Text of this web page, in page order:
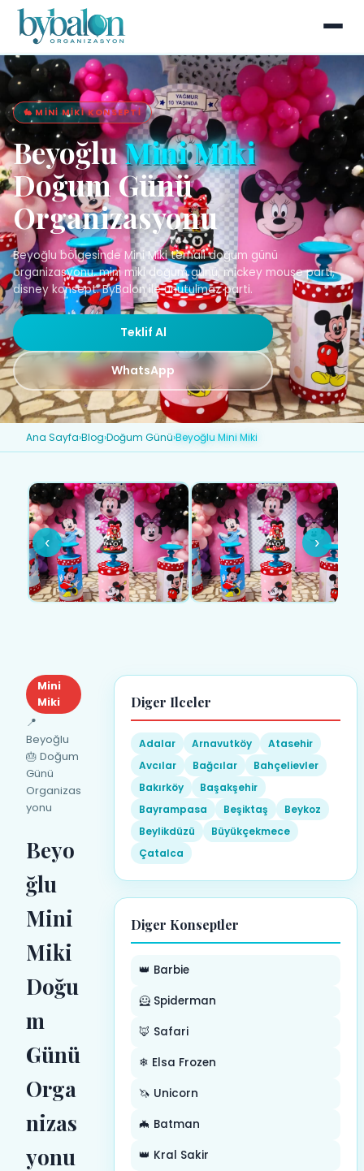
🐇 MINI MIKI KONSEPTI
BeyoğluMini Miki
Doğum Günü
Organizasyonu
Beyoğlu bölgesinde Mini Miki temali doğum günü
organizasyonu. mini miki doğum günü, mickey mouse parti,
disney konsept. ByBalon ile unutulmaz parti.
Teklif Al
WhatsApp
Ana Sayfa›Blog›Doğum Günü›Beyoğlu Mini Miki
‹ ›
Mini
Miki
📍
Beyoğlu
🎂 Doğum
Günü
Organizas
yonu
Beyo
ğlu
Mini
Miki
Doğu
m
Günü
Orga
nizas
yonu
Diger Ilceler
Adalar Arnavutköy
Atasehir
Avcılar
Bağcılar
Bahçelievler
Bakırköy
Başakşehir
Bayrampasa
Beşiktaş
Beykoz
Beylikdüzü
Büyükçekmece
Çatalca
Diger Konseptler
👑 Barbie
🦸 Spiderman
🦊 Safari
❄ Elsa Frozen
🦄 Unicorn
🦇 Batman
👑 Kral Sakir